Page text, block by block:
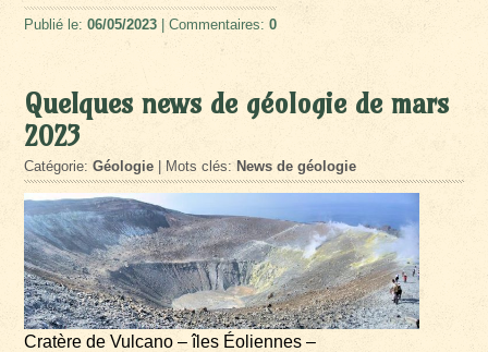
Publié le:06/05/2023 | Commentaires:0
Quelques news de géologie de mars
2023
Catégorie:Géologie | Mots clés: News de géologie
Cratère de Vulcano – îles Éoliennes –